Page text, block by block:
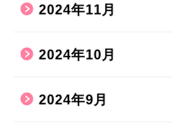
2024年11月
2024年10月
2024年9月